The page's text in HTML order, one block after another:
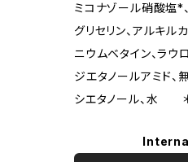
ミコナゾール硝酸塩*
グリセリン、アルキル
ニウムベタイン、ラ
ジエタノールアミド、
シエタノール、水 ＊